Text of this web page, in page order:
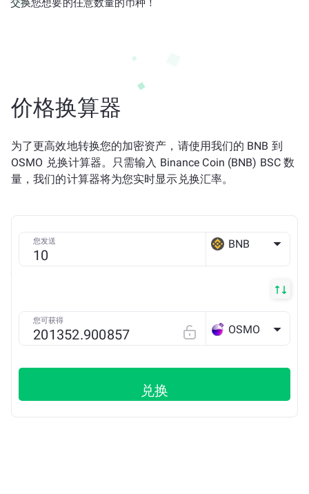
交换您想要的任意数量的币种！
价格换算器
为了更高效地转换您的加密资产，请使用我们的 BNB 到
OSMO 兑换计算器。只需输入 Binance Coin (BNB) BSC 数
量，我们的计算器将为您实时显示兑换汇率。
您发送 BNB
您可获得
OSMO
兑换